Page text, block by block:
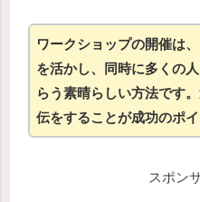
ワークショップの開催は
を活かし、同時に多くの
らう素晴らしい方法です
伝をすることが成功のポ
スポン